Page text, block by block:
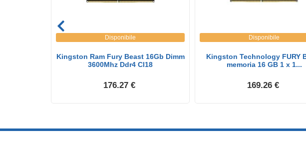
Disponibile
Kingston Ram Fury Beast 16Gb Dimm
3600Mhz Ddr4 Cl18
176.27 €
Disponibile
Kingston Technology FURY
memoria 16 GB 1 x 1...
169.26 €